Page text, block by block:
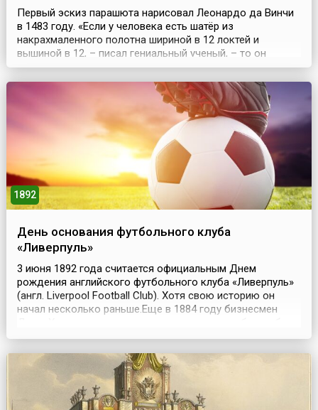
Первый эскиз парашюта нарисовал Леонардо да Винчи
в 1483 году. «Если у человека есть шатёр из
накрахмаленного полотна шириной в 12 локтей и
вышиной в 12, – писал гениальный ученый, – то он
сможет бросаться с любой высоты, без опасности для
себя».Парашют Леонардо был похож на современный,
однако отсутствие практической надобности в его
применении служило препятствием для изготовления
подобных с...
1892
День основания футбольного клуба
«Ливерпуль»
3 июня 1892 года считается официальным Днем
рождения английского футбольного клуба «Ливерпуль»
(англ. Liverpool Football Club). Хотя свою историю он
начал несколько раньше.Еще в 1884 году бизнесмен
президентом одной из самых уважаемых команд
собственном земельном участке стадион «Энфилд-роу...